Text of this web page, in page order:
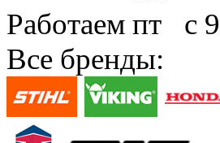
Работаем с 9
Все бренды: